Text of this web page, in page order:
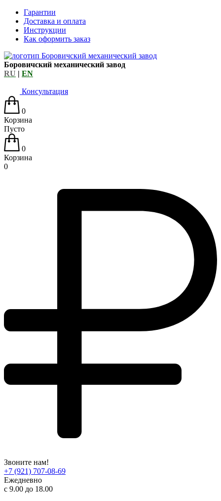
Гарантии
Доставка и оплата
Инструкции
Как оформить заказ
Боровичский механический завод
RU | EN
Консультация
0
Корзина
Пусто
0
Корзина
0
Звоните нам!
+7 (921) 707-08-69
Ежедневно
с 9.00 до 18.00